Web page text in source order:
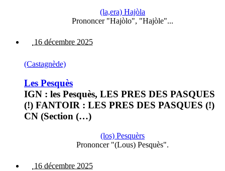
(la,era) Hajòla
Prononcer "Hajòlo", "Hajòle"...
16 décembre 2025
(Castagnède)
Les Pesquès
IGN : les Pesquès, LES PRES DES PASQUES
(!) FANTOIR : LES PRES DES PASQUES (!)
CN (Section (…)
(los) Pesquèrs
Prononcer "(Lous) Pesquès".
16 décembre 2025